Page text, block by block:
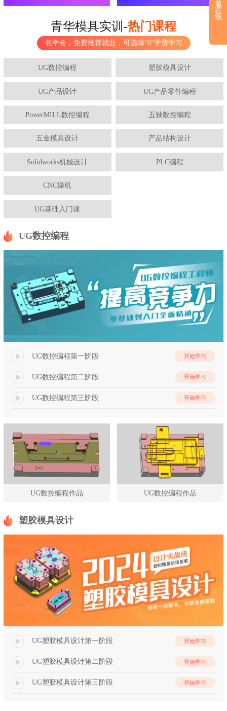
青华模具实训-热门课程
包学会，免费推荐就业，可选择“0”学费学习
UG数控编程 塑胶模具设计
UG产品设计 UG产品零件编程
PowerMILL数控编程 五轴数控编程
五金模具设计 产品结构设计
Solidworks机械设计 PLC编程
CNC操机
UG基础入门课
UG数控编程
UG数控编程第一阶段 开始学习
UG数控编程第二阶段 开始学习
UG数控编程第三阶段 开始学习
UG数控编程作品 UG数控编程作品
塑胶模具设计
UG塑胶模具设计第一阶段 开始学习
UG塑胶模具设计第二阶段 开始学习
UG塑胶模具设计第三阶段 开始学习
服
在
线